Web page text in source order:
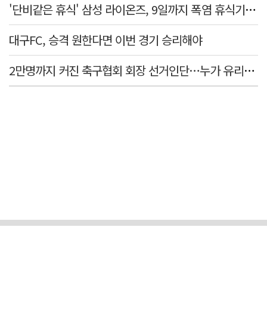
'단비같은 휴식' 삼성 라이온즈, 9일까지 폭염 휴식기에 재정비
대구FC, 승격 원한다면 이번 경기 승리해야
2만명까지 커진 축구협회 회장 선거인단…누가 유리할까